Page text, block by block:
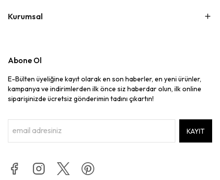
Kurumsal
Abone Ol
E-Bülten üyeliğine kayıt olarak en son haberler, en yeni ürünler,
kampanya ve indirimlerden ilk önce siz haberdar olun, ilk online
siparişinizde ücretsiz gönderimin tadını çıkartın!
KAYIT